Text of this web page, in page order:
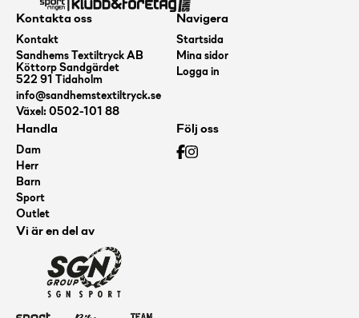
Kontakta oss
Kontakt
Sandhems Textiltryck AB
Köttorp Sandgärdet
522 91 Tidaholm
info@sandhemstextiltryck.se
Växel: 0502-101 88
Navigera
Startsida
Mina sidor
Logga in
Handla
Dam
Herr
Barn
Sport
Outlet
Följ oss
Vi är en del av